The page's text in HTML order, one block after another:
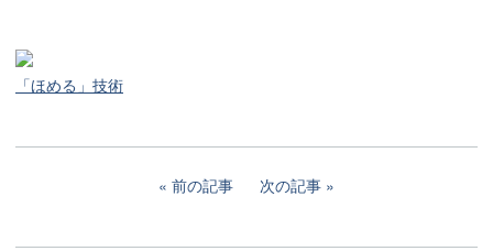
「ほめる」技術
前の記事 次の記事